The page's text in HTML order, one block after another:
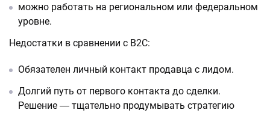
можно работать на региональном или федеральном
уровне.
Недостатки в сравнении с B2C:
Обязателен личный контакт продавца с лидом.
Долгий путь от первого контакта до сделки.
Решение ― тщательно продумывать стратегию